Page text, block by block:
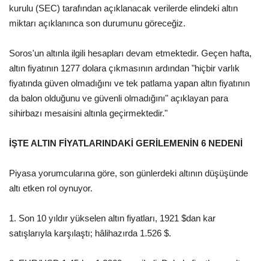
kurulu (SEC) tarafından açıklanacak verilerde elindeki altın
miktarı açıklanınca son durumunu göreceğiz.
Soros'un altınla ilgili hesapları devam etmektedir. Geçen hafta,
altın fiyatının 1277 dolara çıkmasının ardından "hiçbir varlık
fiyatında güven olmadığını ve tek patlama yapan altın fiyatının
da balon olduğunu ve güvenli olmadığını" açıklayan para
sihirbazı mesaisini altınla geçirmektedir."
İŞTE ALTIN FİYATLARINDAKİ GERİLEMENİN 6 NEDENİ
Piyasa yorumcularına göre, son günlerdeki altının düşüşünde
altı etken rol oynuyor.
1. Son 10 yıldır yükselen altın fiyatları, 1921 $dan kar
satışlarıyla karşılaştı; hâlihazırda 1.526 $.